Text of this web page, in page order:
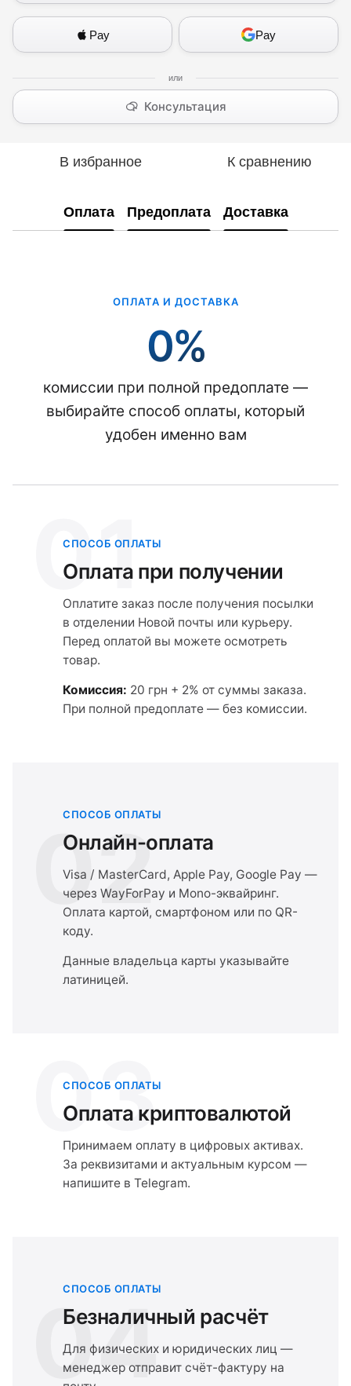
Pay Pay
Консультация
В избранное К сравнению
Оплата Предоплата Доставка
ОПЛАТА И ДОСТАВКА
0%
комиссии при полной предоплате —
выбирайте способ оплаты, который
удобен именно вам
01
СПОСОБ ОПЛАТЫ
Оплата при получении
Оплатите заказ после получения посылки
в отделении Новой почты или курьеру.
Перед оплатой вы можете осмотреть
товар.
Комиссия: 20 грн + 2% от суммы заказа.
При полной предоплате — без комиссии.
02
СПОСОБ ОПЛАТЫ
Онлайн-оплата
Visa / MasterCard, Apple Pay, Google Pay —
через WayForPay и Mono-эквайринг.
Оплата картой, смартфоном или по QR-
коду.
Данные владельца карты указывайте
латиницей.
03
СПОСОБ ОПЛАТЫ
Оплата криптовалютой
Принимаем оплату в цифровых активах.
За реквизитами и актуальным курсом —
напишите в Telegram.
04
СПОСОБ ОПЛАТЫ
Безналичный расчёт
Для физических и юридических лиц —
менеджер отправит счёт-фактуру на